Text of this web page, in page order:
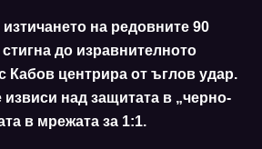
на редовните 90
до изравнителното
Кабов центрира от ъглов удар.
над защитата в „черно-
в мрежата за 1:1.